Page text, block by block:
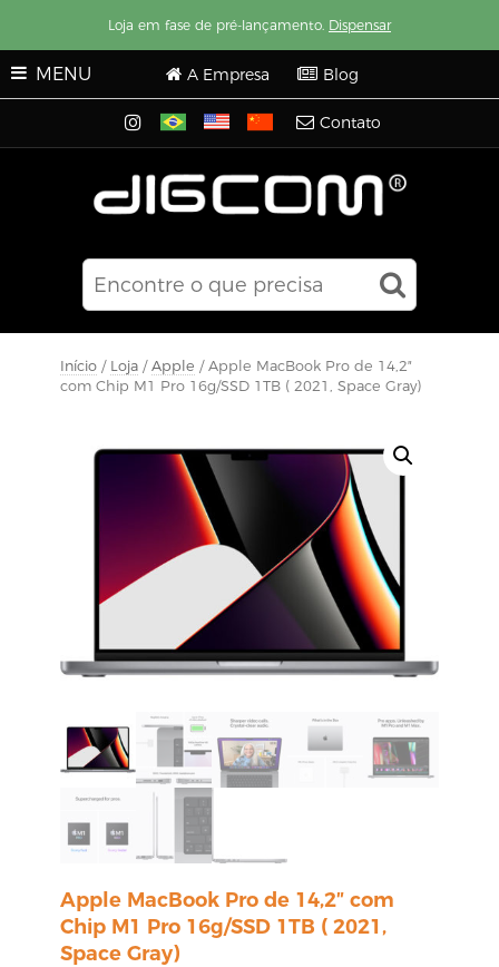
Loja em fase de pré-lançamento. Dispensar
MENU A Empresa Blog
Contato
Início / Loja / Apple / Apple MacBook Pro de 14,2″
com Chip M1 Pro 16g/SSD 1TB ( 2021, Space Gray)
Apple MacBook Pro de 14,2″ com
Chip M1 Pro 16g/SSD 1TB ( 2021,
Space Gray)